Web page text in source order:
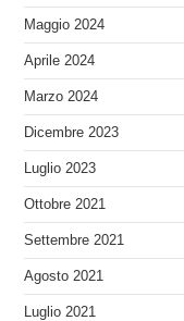
Maggio 2024
Aprile 2024
Marzo 2024
Dicembre 2023
Luglio 2023
Ottobre 2021
Settembre 2021
Agosto 2021
Luglio 2021